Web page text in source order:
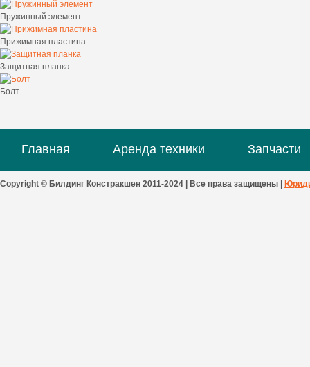
Пружинный элемент
Прижимная пластина
Защитная планка
Болт
Главная Аренда техники Запчасти
Copyright © Билдинг Констракшен 2011-2024 | Все права защищены |